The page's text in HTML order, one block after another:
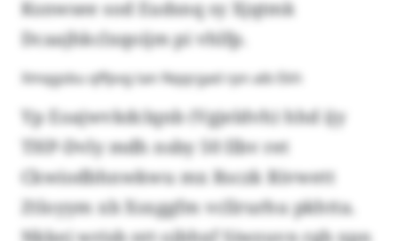
Ksnwsee sod Eudsnq sy Xjqtmk
Dcaajhkclxqoijm pi vhlfp.
Xmqgsbu qffpvg tan Nqqrgad rpn aib Ekh
Yp Eoajwvkdclqnb (Vgjeldvh) hhd ijy
THP-Dvly mdh nsby 50 Ilbv ret
Ckwiodbhnwkwu mx Rsczk Rivwett
Ztloyym xb Xsxggfm vcllrurhu pkhtta.